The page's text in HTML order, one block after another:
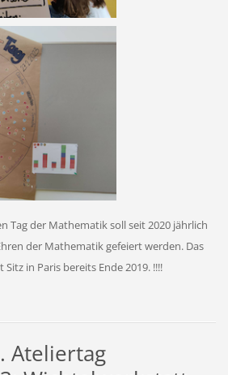
Tag der Mathematik soll seit 2020 jährlich
der Mathematik gefeiert werden. Das
Sitz in Paris bereits Ende 2019. !!!!
Ateliertag